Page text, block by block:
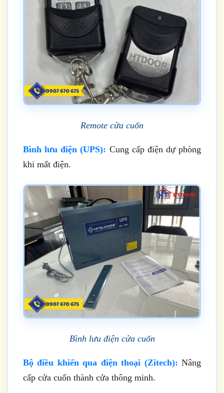
Remote cửa cuốn
Bình lưu điện (UPS): Cung cấp điện dự phòng
khi mất điện.
Bình lưu điện cửa cuốn
Bộ điều khiển qua điện thoại (Zitech): Nâng
cấp cửa cuốn thành cửa thông minh.